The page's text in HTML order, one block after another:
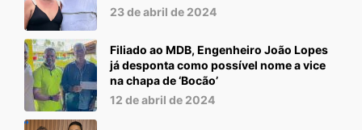
23 de abril de 2024
Filiado ao MDB, Engenheiro João Lopes
já desponta como possível nome a vice
na chapa de ‘Bocão’
12 de abril de 2024